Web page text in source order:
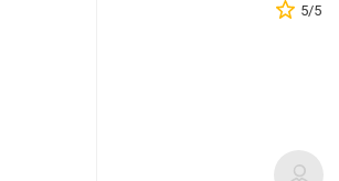
5/5